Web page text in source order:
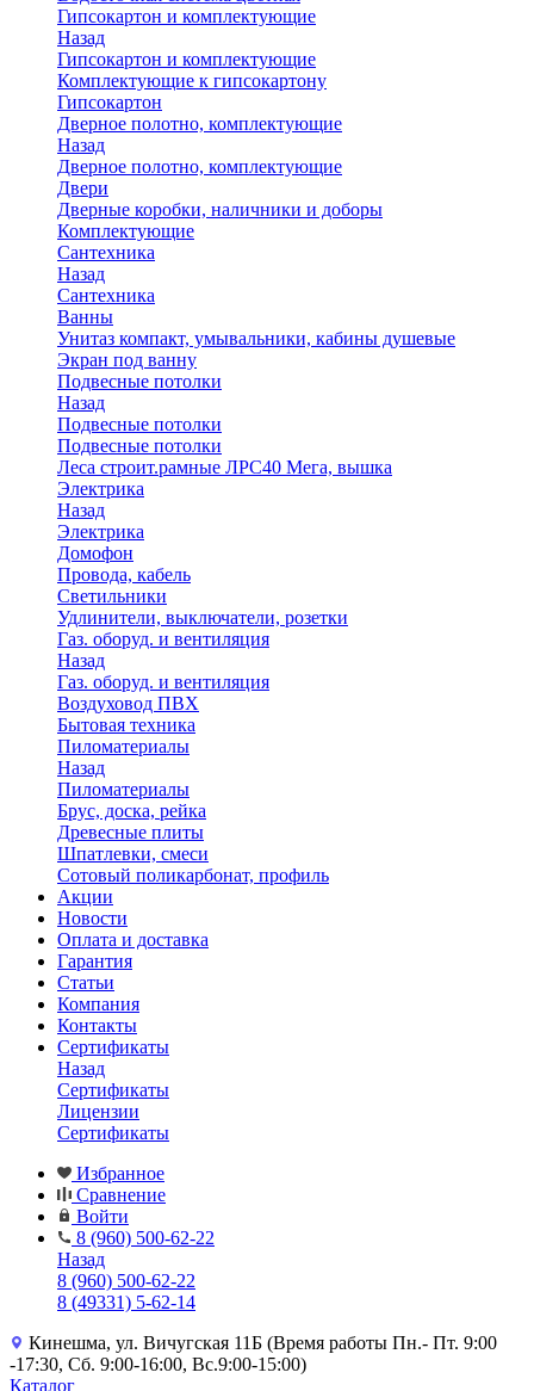
Гипсокартон и комплектующие
Назад
Гипсокартон и комплектующие
Комплектующие к гипсокартону
Гипсокартон
Дверное полотно, комплектующие
Назад
Дверное полотно, комплектующие
Двери
Дверные коробки, наличники и доборы
Комплектующие
Сантехника
Назад
Сантехника
Ванны
Унитаз компакт, умывальники, кабины душевые
Экран под ванну
Подвесные потолки
Назад
Подвесные потолки
Подвесные потолки
Леса строит.рамные ЛРС40 Мега, вышка
Электрика
Назад
Электрика
Домофон
Провода, кабель
Светильники
Удлинители, выключатели, розетки
Газ. оборуд. и вентиляция
Назад
Газ. оборуд. и вентиляция
Воздуховод ПВХ
Бытовая техника
Пиломатериалы
Назад
Пиломатериалы
Брус, доска, рейка
Древесные плиты
Шпатлевки, смеси
Сотовый поликарбонат, профиль
Акции
Новости
Оплата и доставка
Гарантия
Статьи
Компания
Контакты
Сертификаты
Назад
Сертификаты
Лицензии
Сертификаты
Избранное
Сравнение
Войти
8 (960) 500-62-22
Назад
8 (960) 500-62-22
8 (49331) 5-62-14
Кинешма, ул. Вичугская 11Б (Время работы Пн.- Пт. 9:00
-17:30, Сб. 9:00-16:00, Вс.9:00-15:00)
Каталог